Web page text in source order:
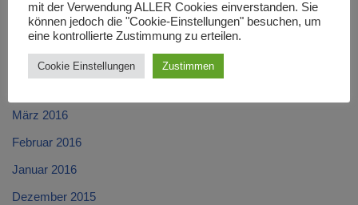
Juli 2016
Juni 2016
Mai 2016
März 2016
Februar 2016
Januar 2016
Dezember 2015
mit der Verwendung ALLER Cookies einverstanden. Sie
können jedoch die "Cookie-Einstellungen" besuchen, um
eine kontrollierte Zustimmung zu erteilen.
Cookie Einstellungen Zustimmen